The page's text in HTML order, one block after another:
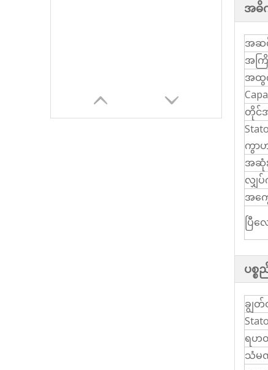
အဓိ
အဆ
အက
အထွ
တိုင်
ကွာ
အဆုံ
လျှ
အကွ
ပြီလ
ပစ္စ
ချွတ်
ရဟ
သံမ